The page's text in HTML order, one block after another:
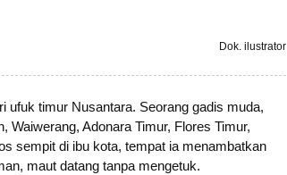
Dok. ilustrator
ufuk timur Nusantara. Seorang gadis muda,
Waiwerang, Adonara Timur, Flores Timur,
sempit di ibu kota, tempat ia menambatkan
maut datang tanpa mengetuk.